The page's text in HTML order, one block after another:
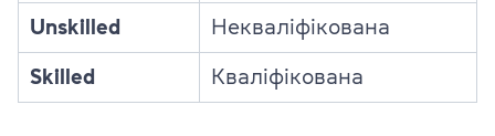
Unskilled Некваліфікована
Skilled Кваліфікована